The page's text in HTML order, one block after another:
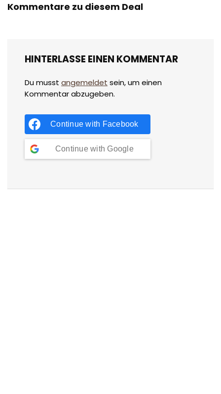
Kommentare zu diesem Deal
HINTERLASSE EINEN KOMMENTAR
Du musst angemeldet sein, um einen
Kommentar abzugeben.
Continue with Facebook
Continue with Google